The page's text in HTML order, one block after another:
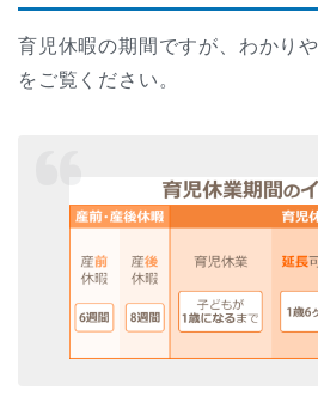
育児休暇の期間ですが、わかり
をご覧ください。